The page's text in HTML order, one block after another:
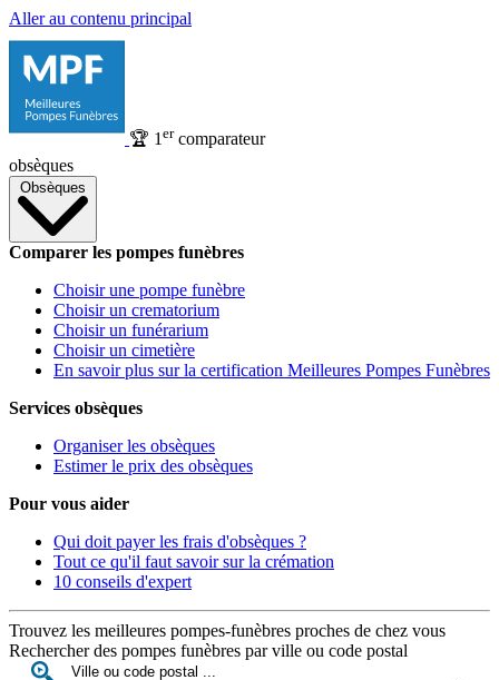
Aller au contenu principal
🏆 1 ercomparateur
obsèques
Obsèques
Comparer les pompes funèbres
Choisir une pompe funèbre
Choisir un crematorium
Choisir un funérarium
Choisir un cimetière
En savoir plus sur la certification Meilleures Pompes Funèbres
Services obsèques
Organiser les obsèques
Estimer le prix des obsèques
Pour vous aider
Qui doit payer les frais d'obsèques ?
Tout ce qu'il faut savoir sur la crémation
10 conseils d'expert
Trouvez les meilleures pompes-funèbres proches de chez vous
Rechercher des pompes funèbres par ville ou code postal